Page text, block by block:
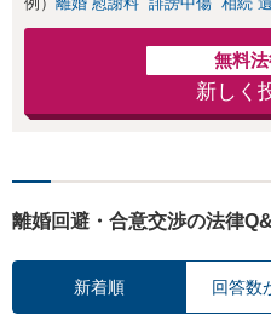
無料
新しく
離婚回避・合意交渉の法律
新着順 回答数